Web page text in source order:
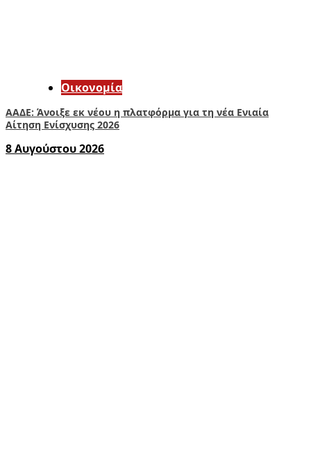
Οικονομία
ΑΑΔΕ: Άνοιξε εκ νέου η πλατφόρμα για τη νέα Ενιαία
Αίτηση Ενίσχυσης 2026
8 Αυγούστου 2026